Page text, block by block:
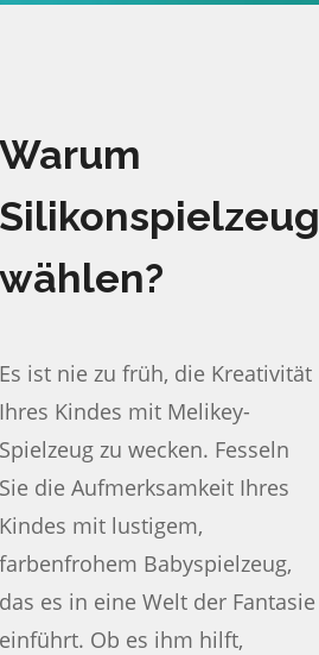
Warum
Silikonspielzeug
wählen?
Es ist nie zu früh, die Kreativität
Ihres Kindes mit Melikey-
Spielzeug zu wecken. Fesseln
Sie die Aufmerksamkeit Ihres
Kindes mit lustigem,
farbenfrohem Babyspielzeug,
das es in eine Welt der Fantasie
einführt. Ob es ihm hilft,